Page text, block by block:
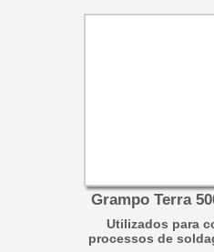
Grampo Terra
Utilizados para
processos de